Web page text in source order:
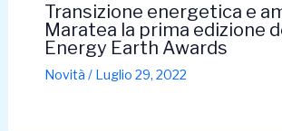
Transizione energetica e
Maratea la prima edizione
Energy Earth Awards
Novità / Luglio 29, 2022